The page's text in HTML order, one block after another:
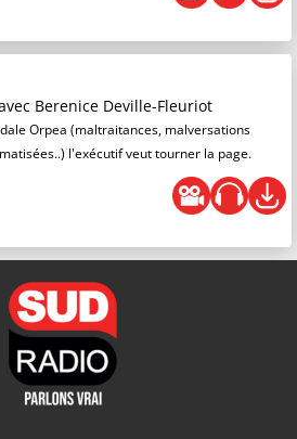
Berenice Deville-Fleuriot
Orpea (maltraitances, malversations
l'exécutif veut tourner la page.